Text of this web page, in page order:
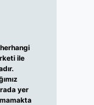
ile
yer